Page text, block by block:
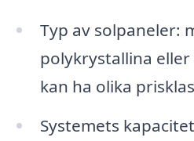
Typ av solpaneler:
polykrystallina
kan ha olika
Systemets